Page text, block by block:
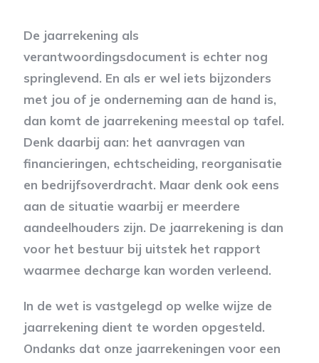
De jaarrekening als
verantwoordingsdocument is echter nog
springlevend. En als er wel iets bijzonders
met jou of je onderneming aan de hand is,
dan komt de jaarrekening meestal op tafel.
Denk daarbij aan: het aanvragen van
financieringen, echtscheiding, reorganisatie
en bedrijfsoverdracht. Maar denk ook eens
aan de situatie waarbij er meerdere
aandeelhouders zijn. De jaarrekening is dan
voor het bestuur bij uitstek het rapport
waarmee decharge kan worden verleend.
In de wet is vastgelegd op welke wijze de
jaarrekening dient te worden opgesteld.
Ondanks dat onze jaarrekeningen voor een